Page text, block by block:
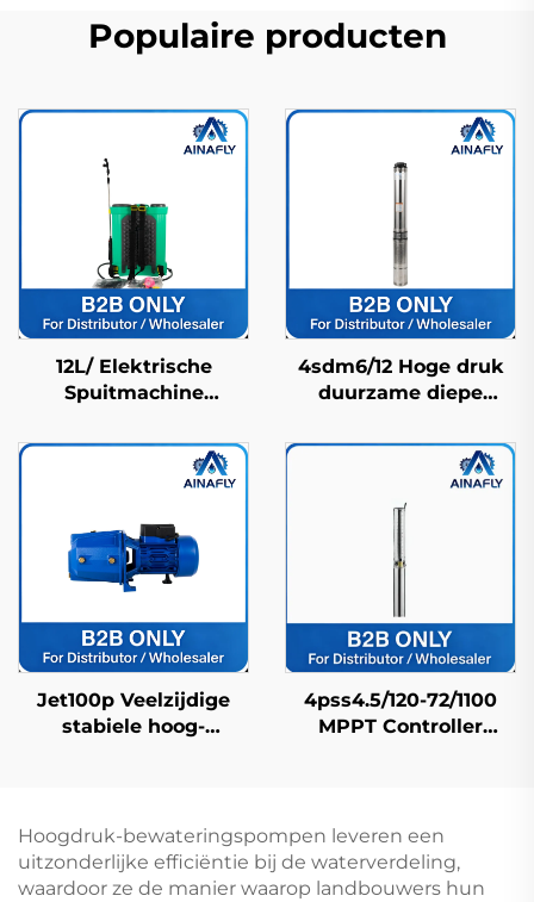
Populaire producten
12L/ Elektrische
Spuitmachine
Boerderijspuitmachine
Pesticidenspuitmachine
4sdm6/12 Hoge druk
duurzame diepe
waterlevering in
landelijke en
residentiële gebieden
Jet100p Veelzijdige
stabiele hoog-
waterpomp
4pss4.5/120-72/1100
MPPT Controller
Waterlevering
Hoogdruk-bewateringspompen leveren een
uitzonderlijke efficiëntie bij de waterverdeling,
waardoor ze de manier waarop landbouwers hun